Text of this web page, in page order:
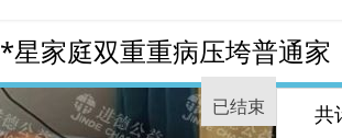
星家庭双重重病压垮普通家
已结束 共